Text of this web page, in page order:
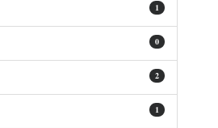
1
0
2
1